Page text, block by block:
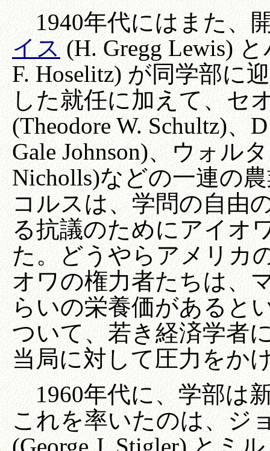
1940年代にはまた、
イス(H. Gregg Lewis)
F. Hoselitz) が同学部に
した就任に加えて、セ
(Theodore W. Schultz)、
Gale Johnson)、ウォル
Nicholls)などの一連の
コルスは、学問の自由
る抗議のためにアイオ
た。どうやらアメリカ
オワの権力者たちは、
らいの栄養価があると
ついて、若き経済学者
当局に対して圧力をか
1960年代に、学部は
これを率いたのは、ジ
(George J. Stigler) とミ